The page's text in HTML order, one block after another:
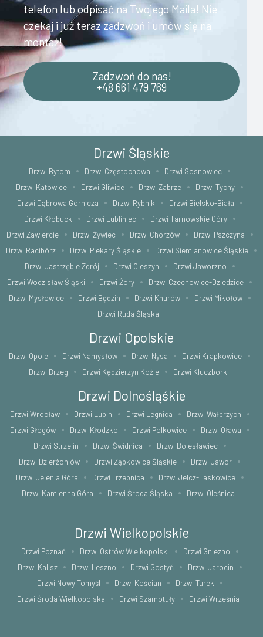
telefon lub odpisać na Twojego Maila! Nie
czekaj i już teraz zadzwoń i umów się na
montaż!
Zadzwoń do nas!
+48 661 479 769
Drzwi Śląskie
Drzwi Bytom Drzwi Częstochowa
Drzwi Sosnowiec
Drzwi Katowice
Drzwi Gliwice Drzwi Zabrze
Drzwi Tychy
Drzwi Dąbrowa Górnicza
Drzwi Rybnik
Drzwi Bielsko-Biała
Drzwi Kłobuck
Drzwi Lubliniec
Drzwi Tarnowskie Góry
Drzwi Zawiercie
Drzwi Żywiec Drzwi Chorzów
Drzwi Pszczyna
Drzwi Racibórz
Drzwi Piekary Śląskie
Drzwi Siemianowice Śląskie
Drzwi Jastrzębie Zdrój
Drzwi Cieszyn
Drzwi Jaworzno
Drzwi Wodzisław Śląski
Drzwi Żory
Drzwi Czechowice-Dziedzice
Drzwi Mysłowice
Drzwi Będzin Drzwi Knurów
Drzwi Mikołów
Drzwi Ruda Śląska
Drzwi Opolskie
Drzwi Opole Drzwi Namysłów Drzwi Nysa
Drzwi Krapkowice
Drzwi Brzeg
Drzwi Kędzierzyn Koźle Drzwi Kluczbork
Drzwi Dolnośląśkie
Drzwi Wrocław Drzwi Lubin Drzwi Legnica
Drzwi Wałbrzych
Drzwi Głogów
Drzwi Kłodzko Drzwi Polkowice
Drzwi Oława
Drzwi Strzelin
Drzwi Świdnica
Drzwi Bolesławiec
Drzwi Dzierżoniów
Drzwi Ząbkowice Śląskie
Drzwi Jawor
Drzwi Jelenia Góra
Drzwi Trzebnica
Drzwi Jelcz-Laskowice
Drzwi Kamienna Góra
Drzwi Środa Śląska Drzwi Oleśnica
Drzwi Wielkopolskie
Drzwi Poznań Drzwi Ostrów Wielkopolski
Drzwi Gniezno
Drzwi Kalisz
Drzwi Leszno Drzwi Gostyń
Drzwi Jarocin
Drzwi Nowy Tomyśl
Drzwi Kościan
Drzwi Turek
Drzwi Środa Wielkopolska
Drzwi Szamotuły Drzwi Września